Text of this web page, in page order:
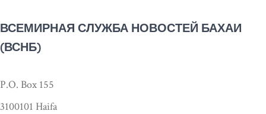
ВСЕМИРНАЯ СЛУЖБА НОВОСТЕЙ БАХАИ
(ВСНБ)
P.O. Box 155
3100101 Haifa